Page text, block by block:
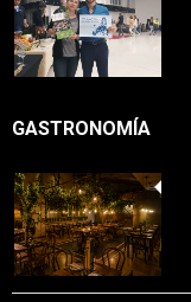
GASTRONOMÍA